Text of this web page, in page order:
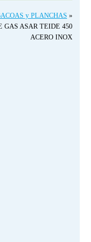
y PLANCHAS »
GAS ASAR TEIDE 450
ACERO INOX